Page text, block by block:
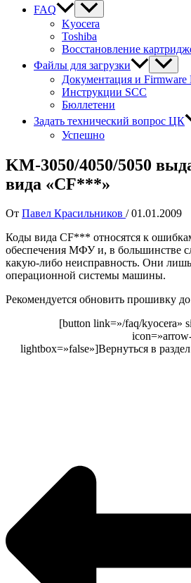
FAQ
Kyocera
Toshiba
Восстановление
Файлы для загрузки
Документация и Firmware
Инструкции SCC
Бюллетени
Задать технический вопрос ЦК
Успешно
KM-3050/4050/5050
вида «CF***»
От Павел Красильников /01.01.2009
Коды вида CF*** относятся к
обеспечения МФУ и, в большинстве
какую-либо неисправность. Они лишь
операционной системы машины.
Рекомендуется обновить прошивку
[button link=»/faq/kyocera»
lightbox=»false»]Вернуться в